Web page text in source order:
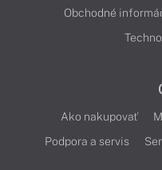
Obchodné
Ako nakupovať
Podpora a servis